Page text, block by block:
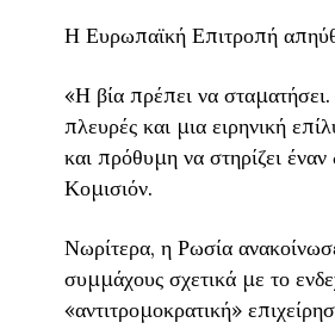
Η Ευρωπαϊκή Επιτροπή
«Η βία πρέπει να
πλευρές και μια ειρηνική
και πρόθυμη να στηρίζει
Κομισιόν.
Νωρίτερα, η Ρωσία
συμμάχους σχετικά με το
«αντιτρομοκρατική»